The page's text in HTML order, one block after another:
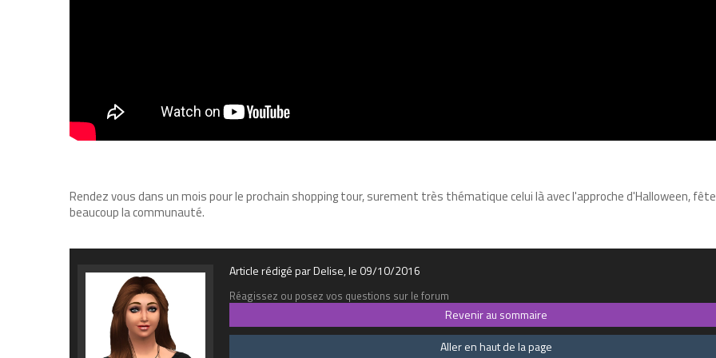
Rendez vous dans un mois pour le prochain shopping tour, surement très thématique celui là avec l'approche d'Halloween,
beaucoup la communauté.
Article rédigé par Delise, le 09/10/2016
Réagissez ou posez vos questions sur le forum
Revenir au sommaire
Aller en haut de la page